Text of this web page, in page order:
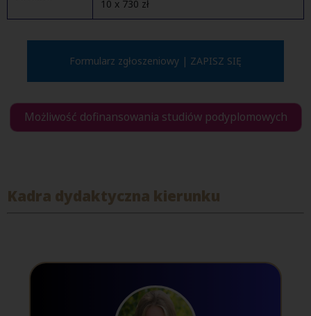
10 x 730 zł
Formularz zgłoszeniowy | ZAPISZ SIĘ
Możliwość dofinansowania studiów podyplomowych
Kadra dydaktyczna kierunku